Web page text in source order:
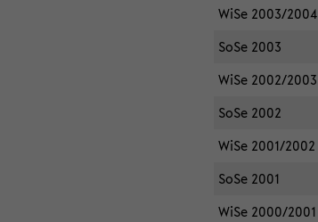
WiSe 2003/2004
SoSe 2003
WiSe 2002/2003
SoSe 2002
WiSe 2001/2002
SoSe 2001
WiSe 2000/2001